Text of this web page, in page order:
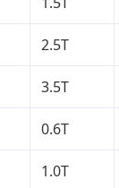
2.5T
3.5T
0.6T
1.0T